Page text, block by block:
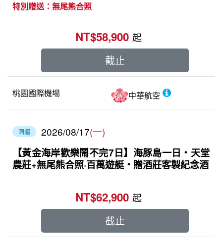
特別贈送：無尾熊合照
桃園國際機場 中華航空
NT$58,900 起
截止
團體 2026/08/17(一)
【黃金海岸歡樂鬧不完7日】海豚島一日‧天堂
農莊+無尾熊合照·百萬遊艇‧贈酒莊客製紀念酒
NT$62,900 起
截止